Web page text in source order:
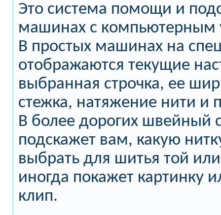
Это система помощи и
машинах с компьютерным
В простых машинах на
отображаются текущие
выбранная строчка, ее
стежка, натяжение нити и
В более дорогих швейный
подскажет вам, какую
выбрать для шитья той
иногда покажет картинку
клип.